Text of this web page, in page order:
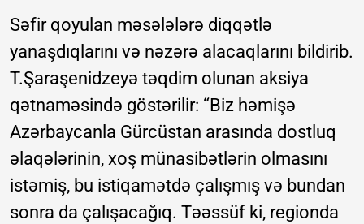
Səfir qoyulan məsələlərə diqqətlə
yanaşdıqlarını və nəzərə alacaqlarını bildirib.
T.Şaraşenidzeyə təqdim olunan aksiya
qətnaməsində göstərilir: “Biz həmişə
Azərbaycanla Gürcüstan arasında dostluq
əlaqələrinin, xoş münasibətlərin olmasını
istəmiş, bu istiqamətdə çalışmış və bundan
sonra da çalışacağıq. Təəssüf ki, regionda